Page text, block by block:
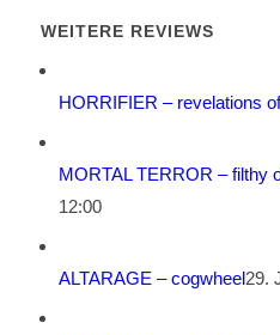
WEITERE REVIEWS
HORRIFIER – revelations
MORTAL TERROR – filthy
12:00
ALTARAGE – cogwheel29.